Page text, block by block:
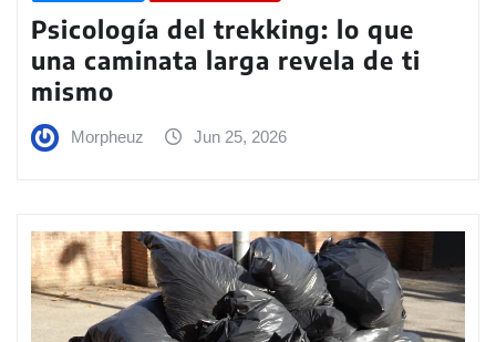
Psicología del trekking: lo que
una caminata larga revela de ti
mismo
Morpheuz Jun 25, 2026